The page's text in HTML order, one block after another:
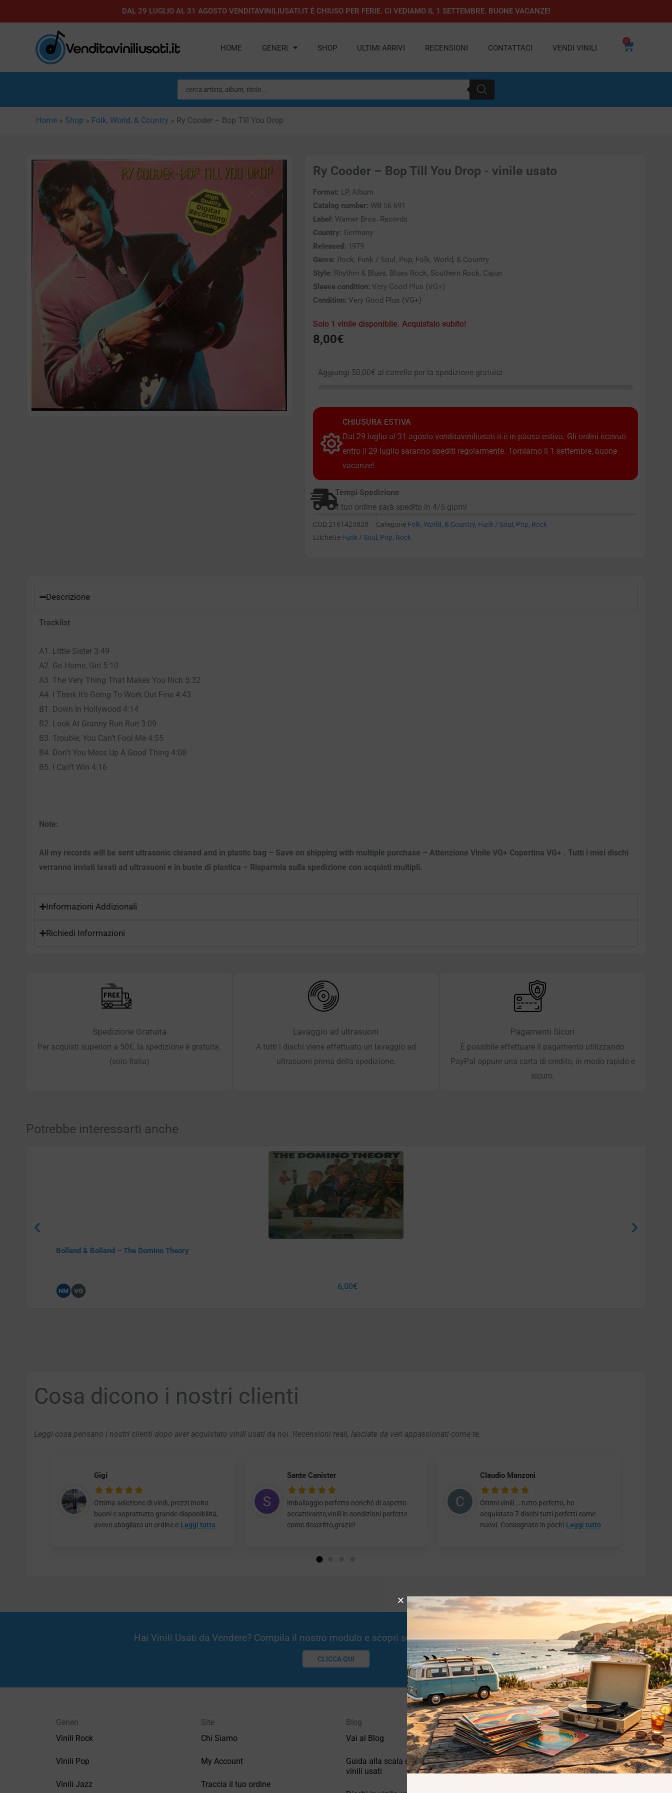
al
DAL 29 LUGLIO AL 31 AGOSTO VENDITAVINILIUSATI.IT È CHIUSO PER FERIE. CI VEDIAMO IL 1 SETTEMBRE. BUONE VACANZE!
HOME GENERI SHOP ULTIMI ARRIVI RECENSIONI CONTATTACI VENDI VINILI
0
Carrello
Ricerca
prodotti
Home » Shop » Folk, World, & Country » Ry Cooder – Bop Till You Drop
Ry Cooder – Bop Till You Drop - vinile usato
Format: LP, Album
Catalog number: WB 56 691
Label: Warner Bros. Records
Country: Germany
Released: 1979
Genre: Rock, Funk / Soul, Pop, Folk, World, & Country
Style: Rhythm & Blues, Blues Rock, Southern Rock, Cajun
Sleeve condition: Very Good Plus (VG+)
Condition: Very Good Plus (VG+)
Solo 1 vinile disponibile. Acquistalo subito!
8,00€
Aggiungi 50,00€ al carrello per la spedizione gratuita
CHIUSURA ESTIVA
Dal 29 luglio al 31 agosto venditaviniliusati.it è in pausa estiva. Gli ordini ricevuti
entro il 29 luglio saranno spediti regolarmente. Torniamo il 1 settembre, buone
vacanze!
Tempi Spedizione
Il tuo ordine sarà spedito in 4/5 giorni
COD 2161423838 Categorie Folk, World, & Country, Funk / Soul , Pop, Rock
Etichette Funk / Soul , Pop, Rock
Descrizione
Tracklist
A1. Little Sister 3:49
A2. Go Home, Girl 5:10
A3. The Very Thing That Makes You Rich 5:32
A4. I Think It’s Going To Work Out Fine 4:43
B1. Down In Hollywood 4:14
B2. Look At Granny Run Run 3:09
B3. Trouble, You Can’t Fool Me 4:55
B4. Don’t You Mess Up A Good Thing 4:08
B5. I Can’t Win 4:16
Note:
All my records will be sent ultrasonic cleaned and in plastic bag – Save on shipping with multiple purchase – Attenzione Vinile VG+ Copertina VG+ . Tutti i miei dischi
verranno inviati lavati ad ultrasuoni e in buste di plastica – Risparmia sulla spedizione con acquisti multipli.
Informazioni Addizionali
Richiedi Informazioni
Spedizione Gratuita
Per acquisti superiori a 50€, la spedizione è gratuita.
(solo Italia)
Lavaggio ad ultrasuoni
A tutti i dischi viene effettuato un lavaggio ad
ultrasuoni prima della spedizione.
Pagamenti Sicuri
È possibile effettuare il pagamento utilizzando
PayPal oppure una carta di credito, in modo rapido e
sicuro.
Potrebbe interessarti anche
Bolland & Bolland – The Domino Theory
6,00€
Cosa dicono i nostri clienti
Leggi cosa pensano i nostri clienti dopo aver acquistato vinili usati da noi. Recensioni reali, lasciate da veri appassionati come te.
Gigi
Ottima selezione di vinili, prezzi molto
buoni e soprattutto grande disponibilità,
avevo sbagliato un ordine e Leggi tutto
Sante Canister
imballaggio perfetto nonchè di aspetto
accattivante,vinili in condizioni perfette
come descritto,grazie!
Claudio Manzoni
Ottimi vinili … tutto perfetto, ho
acquistato 7 dischi tutti perfetti come
nuovi. Consegnato in pochi Leggi tutto
Hai Vinili Usati da Vendere? Compila il nostro modulo e scopri se potremmo essere interessati!
CLICCA QUI
Generi
Vinili Rock
Vinili Pop
Vinili Jazz
Site
Chi Siamo
My Account
Traccia il tuo ordine
Blog
Vai al Blog
Guida alla scala di valutazione dei
vinili usati
Privacy
Privacy Policy
Cookie Policy (UE)